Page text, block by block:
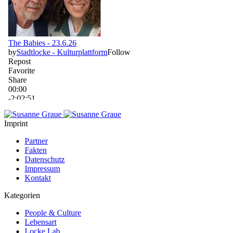
Imprint
Partner
Fakten
Datenschutz
Impressum
Kontakt
Kategorien
People & Culture
Lebensart
Locke Lab